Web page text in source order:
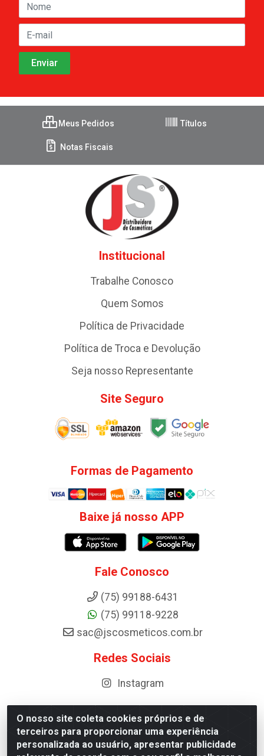
O nosso site coleta cookies próprios e de
terceiros para proporcionar uma experiência
personalizada ao usuário, apresentar publicidade
Meus Pedidos Títulos
Notas Fiscais
Institucional
Trabalhe Conosco
Quem Somos
Política de Privacidade
Política de Troca e Devolução
Seja nosso Representante
Site Seguro
Formas de Pagamento
Baixe já nosso APP
Fale Conosco
(75) 99188-6431
(75) 99118-9228
sac@jscosmeticos.com.br
Redes Sociais
Instagram
Distribuidora de Cosméticos Antoneto LTDA - BA-052,
km 87 - Industrial, Ipirá - BA, 44600-000 - CNPJ